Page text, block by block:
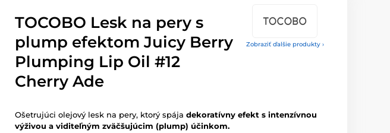
Zobraziť ďalšie produkty ›
TOCOBO Lesk na pery s
plump efektom Juicy Berry
Plumping Lip Oil #12
Cherry Ade
Ošetrujúci olejový lesk na pery, ktorý spája dekoratívny efekt s intenzívnou
výživou a viditeľným zväčšujúcim (plump) účinkom.